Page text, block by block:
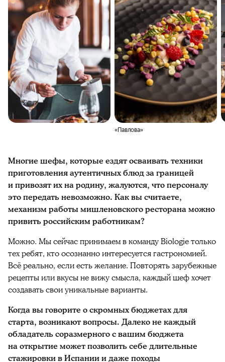
«Павлова»
Многие шефы, которые ездят осваивать техники
приготовления аутентичных блюд за границей
и привозят их на родину, жалуются, что персоналу
это передать невозможно. Как вы считаете,
механизм работы мишленовского ресторана можно
привить российским работникам?
Можно. Мы сейчас принимаем в команду Biologie только
тех ребят, кто осознанно интересуется гастрономией.
Всё реально, если есть желание. Повторять зарубежные
рецепты или вкусы не вижу смысла, каждый шеф хочет
создавать свои уникальные варианты.
Когда вы говорите о скромных бюджетах для
старта, возникают вопросы. Далеко не каждый
обладатель соразмерного с вашим бюджета
на открытие может позволить себе длительные
стажировки в Испании и даже походы